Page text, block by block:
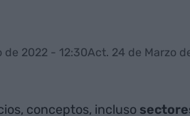
de 2022 - 12:30Act. 24 de Marzo
conceptos, incluso